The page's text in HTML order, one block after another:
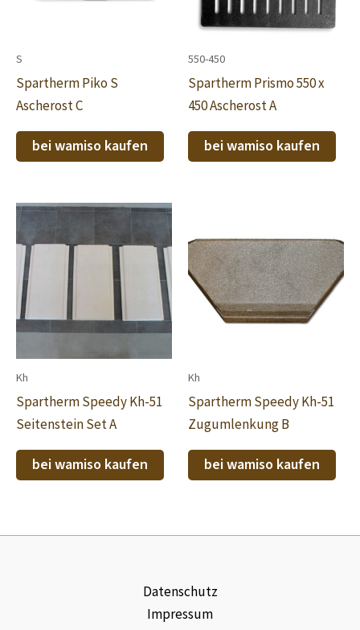
S
Spartherm Piko S
Ascherost C
bei wamiso kaufen
550-450
Spartherm Prismo 550 x
450 Ascherost A
bei wamiso kaufen
Kh
Spartherm Speedy Kh-51
Seitenstein Set A
bei wamiso kaufen
Kh
Spartherm Speedy Kh-51
Zugumlenkung B
bei wamiso kaufen
Datenschutz
Impressum